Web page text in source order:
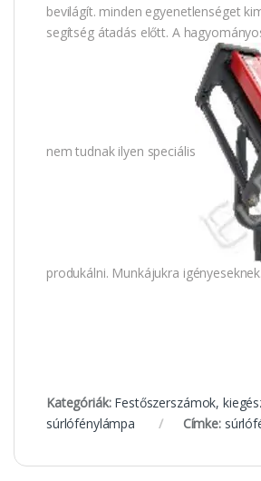
bevilágít. minden egyenetlenséget
segítség átadás előtt. A
nem tudnak ilyen speciális
produkálni. Munkájukra
Kategóriák: Festőszerszámok,
súrlófénylámpa
Címke: